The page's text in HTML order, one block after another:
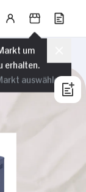
um
erhalten.
auswählen